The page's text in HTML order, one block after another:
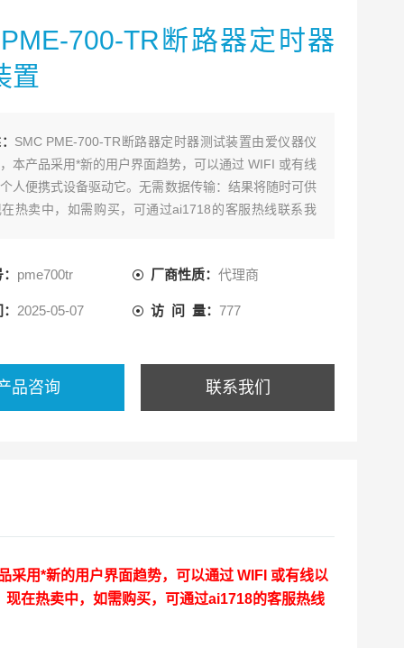
700-TR断路器定时器
置
SMC PME-700-TR断路器定时器测试装置由爱仪器仪
本产品采用*新的用户界面趋势，可以通过 WIFI 或有线
人便携式设备驱动它。无需数据传输：结果将随时可供
热卖中，如需购买，可通过ai1718的客服热线联系我
pme700tr 厂商性质：代理商
2025-05-07 访 问 量：777
品咨询 联系我们
采用*新的用户界面趋势，可以通过 WIFI 或有线以
在热卖中，如需购买，可通过ai1718的客服热线